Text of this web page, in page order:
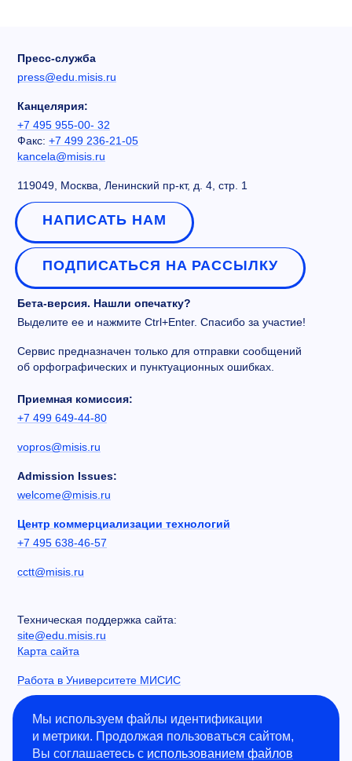
Пресс-служба
press@edu.misis.ru
Канцелярия:
+7 495 955-00- 32
Факс: +7 499 236-21-05
kancela@misis.ru
119049, Москва, Ленинский пр-кт, д. 4, стр. 1
НАПИСАТЬ НАМ
ПОДПИСАТЬСЯ НА РАССЫЛКУ
Бета-версия. Нашли опечатку?
Выделите ее и нажмите Ctrl+Enter. Спасибо за участие!
Сервис предназначен только для отправки сообщений
об орфографических и пунктуационных ошибках.
Приемная комиссия:
+7 499 649-44-80
vopros@misis.ru
Admission Issues:
welcome@misis.ru
Центр коммерциализации технологий
+7 495 638-46-57
cctt@misis.ru
Техническая поддержка сайта:
site@edu.misis.ru
Карта сайта
Работа в Университете МИСИС
Сведения об образовательной организации
Информация о закупках
Противодействие коррупции
Мы используем файлы идентификации
и метрики. Продолжая пользоваться сайтом,
Вы соглашаетесь с использованием файлов